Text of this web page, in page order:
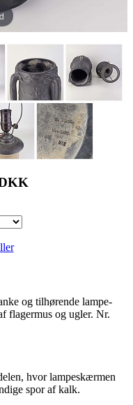
og tilhørende lampe-
flagermus og ugler. Nr.
hvor lampeskærmen
spor af kalk.